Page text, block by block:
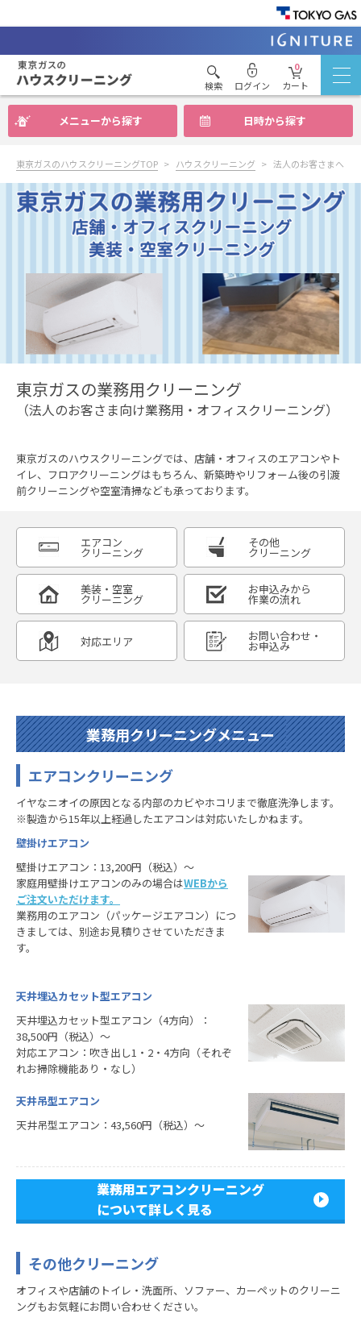
検索 ログイン
0
カート
メニューから探す 日時から探す
東京ガスのハウスクリーニングTOP ハウスクリーニング 法人のお客さまへ（
東京ガスの業務用クリーニング
（法人のお客さま向け業務用・オフィスクリーニング）
東京ガスのハウスクリーニングでは、店舗・オフィスのエアコンやト
イレ、フロアクリーニングはもちろん、新築時やリフォーム後の引渡
前クリーニングや空室清掃なども承っております。
エアコン
クリーニング
その他
クリーニング
美装・空室
クリーニング
お申込みから
作業の流れ
対応エリア お問い合わせ・
お申込み
業務用クリーニングメニュー
エアコンクリーニング
イヤなニオイの原因となる内部のカビやホコリまで徹底洗浄します。
※製造から15年以上経過したエアコンは対応いたしかねます。
壁掛けエアコン
壁掛けエアコン：13,200円（税込）～
家庭用壁掛けエアコンのみの場合はWEBから
ご注文いただけます。
業務用のエアコン（パッケージエアコン）につ
きましては、別途お見積りさせていただきま
す。
天井埋込カセット型エアコン
天井埋込カセット型エアコン（4方向）：
38,500円（税込）～
対応エアコン：吹き出し1・2・4方向（それぞ
れお掃除機能あり・なし）
天井吊型エアコン
天井吊型エアコン：43,560円（税込）～
業務用エアコンクリーニング
について詳しく見る
その他クリーニング
オフィスや店舗のトイレ・洗面所、ソファー、カーペットのクリーニ
ングもお気軽にお問い合わせください。